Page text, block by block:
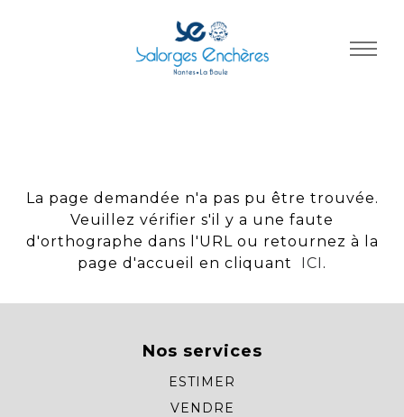
La page demandée n'a pas pu être trouvée.
Veuillez vérifier s'il y a une faute
d'orthographe dans l'URL ou retournez à la
page d'accueil en cliquant
ICI .
Nos services
ESTIMER
VENDRE